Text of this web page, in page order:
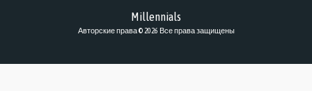
Millennials
Авторские права © 2026 Все права защищены